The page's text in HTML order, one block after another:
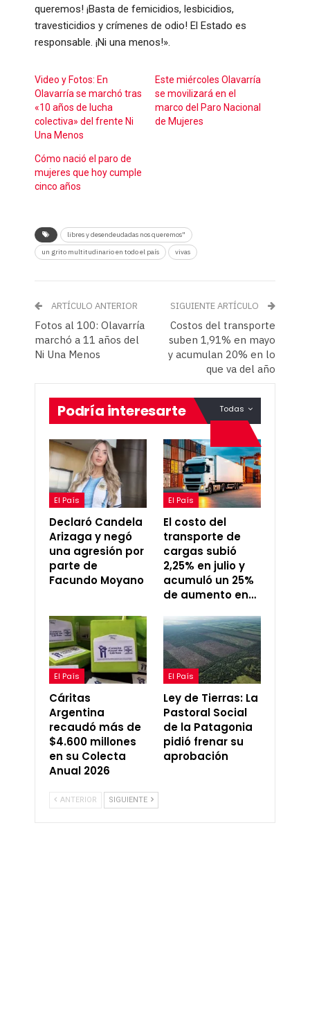
queremos! ¡Basta de femicidios, lesbicidios,
travesticidios y crímenes de odio! El Estado es
responsable. ¡Ni una menos!».
Video y Fotos: En
Olavarría se marchó tras
«10 años de lucha
colectiva» del frente Ni
Una Menos
Este miércoles Olavarría
se movilizará en el
marco del Paro Nacional
de Mujeres
Cómo nació el paro de
mujeres que hoy cumple
cinco años
libres y desendeudadas nos queremos"
un grito multitudinario en todo el país
vivas
ARTÍCULO ANTERIOR
Fotos al 100: Olavarría
marchó a 11 años del
Ni Una Menos
SIGUIENTE ARTÍCULO
Costos del transporte
suben 1,91% en mayo
y acumulan 20% en lo
que va del año
Todas
Podría interesarte
El País
Declaró Candela
Arizaga y negó
una agresión por
parte de
Facundo Moyano
El País
El costo del
transporte de
cargas subió
2,25% en julio y
acumuló un 25%
de aumento en…
El País
Cáritas
Argentina
recaudó más de
$4.600 millones
en su Colecta
Anual 2026
El País
Ley de Tierras: La
Pastoral Social
de la Patagonia
pidió frenar su
aprobación
ANTERIOR SIGUIENTE